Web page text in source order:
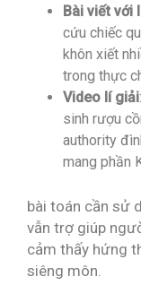
Bài viết với
cứu chiếc
khôn xiết
trong thực
Video lí giải
sinh rượu
authority
mang phần
bài toán cần sử
vẫn trợ giúp
cảm thấy hứng
siêng môn.